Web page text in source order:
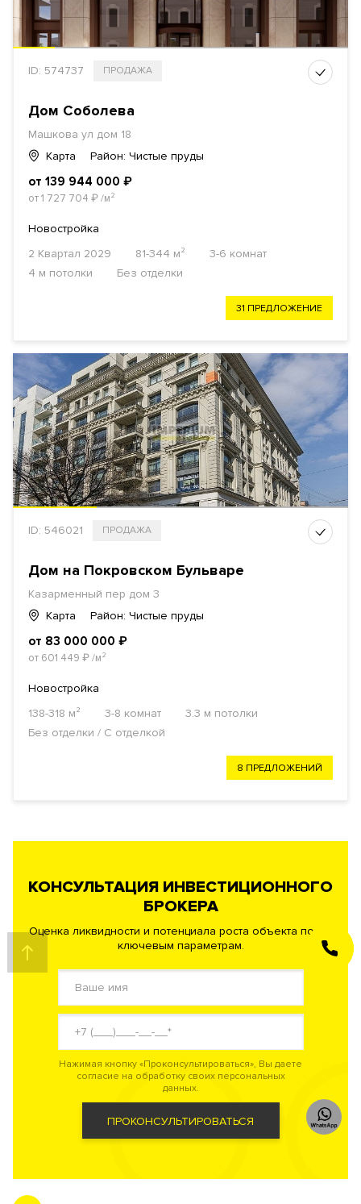
ID: 574737 ПРОДАЖА
Дом Соболева
Машкова ул дом 18
Карта
Район: Чистые пруды
от 139 944 000 ₽
от 1 727 704 ₽/м²
Новостройка
2 Квартал 2029
81-344 м²
3-6 комнат
4 м потолки
Без отделки
31 ПРЕДЛОЖЕНИЕ
ID: 546021 ПРОДАЖА
Дом на Покровском Бульваре
Казарменный пер дом 3
Карта
Район: Чистые пруды
от 83 000 000 ₽
от 601 449 ₽/м²
Новостройка
138-318 м²
3-8 комнат
3.3 м потолки
Без отделки / С отделкой
8 ПРЕДЛОЖЕНИЙ
КОНСУЛЬТАЦИЯ ИНВЕСТИЦИОННОГО
БРОКЕРА
Оценка ликвидности и потенциала роста объекта по 40
ключевым параметрам.
Нажимая кнопку «Проконсультироваться», Вы даете
согласие на обработку своих персональных
данных.
ПРОКОНСУЛЬТИРОВАТЬСЯ
ЗАКАЗАТЬ
ЗВОНОК